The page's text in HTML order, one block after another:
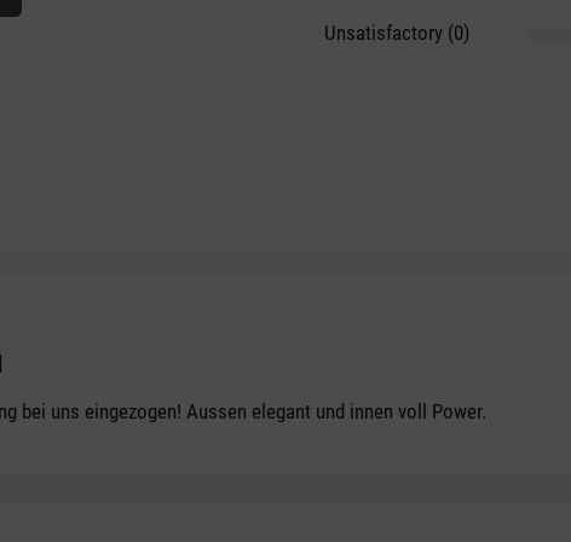
Unsatisfactory (0)
stars
bei uns eingezogen! Aussen elegant und innen voll Power.